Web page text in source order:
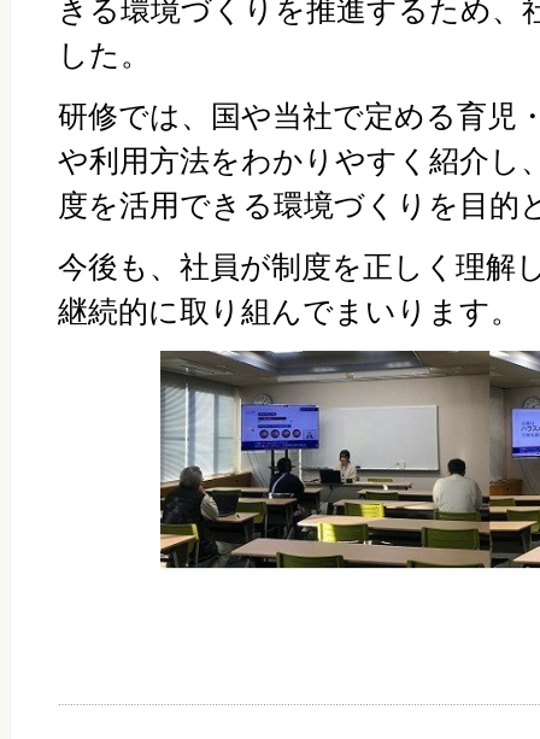
きる環境づくりを推進するため、
した。
研修では、国や当社で定める育児
や利用方法をわかりやすく紹介し
度を活用できる環境づくりを目的
今後も、社員が制度を正しく理解
継続的に取り組んでまいります。